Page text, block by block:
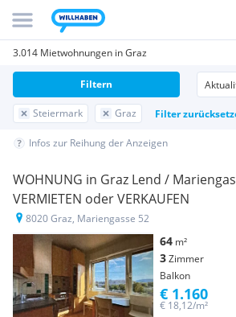
3.014 Mietwohnungen in Graz
Steiermark Graz Filter
Filtern
Infos zur Reihung der Anzeigen
WOHNUNG in Graz Lend /
VERMIETEN oder VERKAUFEN
8020 Graz, Mariengasse 52
64 m²
3Zimmer
Balkon
€ 18,12/m²
€ 1.160